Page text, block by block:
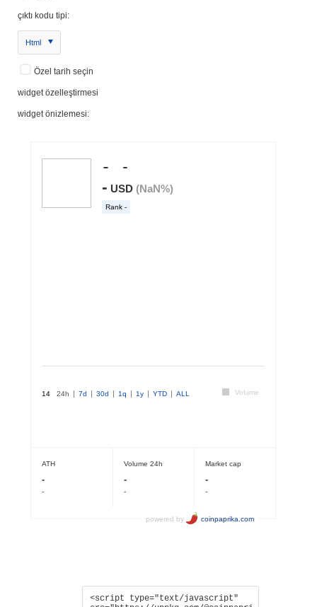
çıktı kodu tipi:
Html
Özel tarih seçin
widget özelleştirmesi
widget önizlemesi: